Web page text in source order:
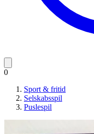
0
Sport & fritid
Selskabsspil
Puslespil